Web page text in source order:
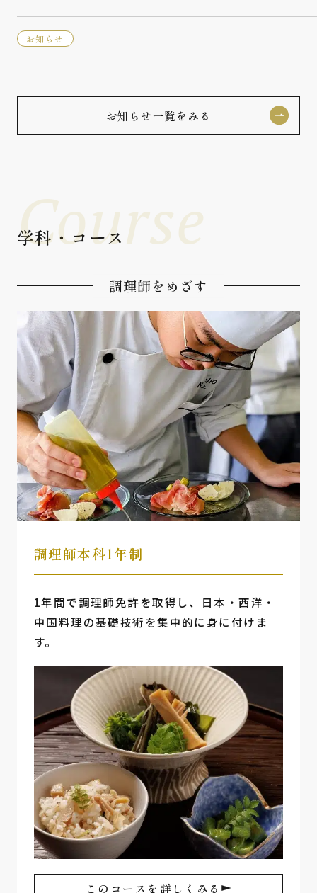
お知らせ
お知らせ一覧をみる
Course
学科・コース
調理師をめざす
調理師本科1年制
1年間で調理師免許を取得し、日本・西洋・
中国料理の基礎技術を集中的に身に付けま
す。
このコースを詳しくみる